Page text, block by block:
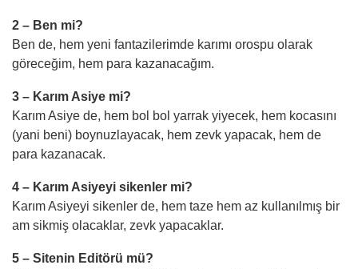
2 – Ben mi?
Ben de, hem yeni fantazilerimde karımı orospu olarak
göreceğim, hem para kazanacağım.
3 – Karım Asiye mi?
Karım Asiye de, hem bol bol yarrak yiyecek, hem kocasını
(yani beni) boynuzlayacak, hem zevk yapacak, hem de
para kazanacak.
4 – Karım Asiyeyi sikenler mi?
Karım Asiyeyi sikenler de, hem taze hem az kullanılmış bir
am sikmiş olacaklar, zevk yapacaklar.
5 – Sitenin Editörü mü?